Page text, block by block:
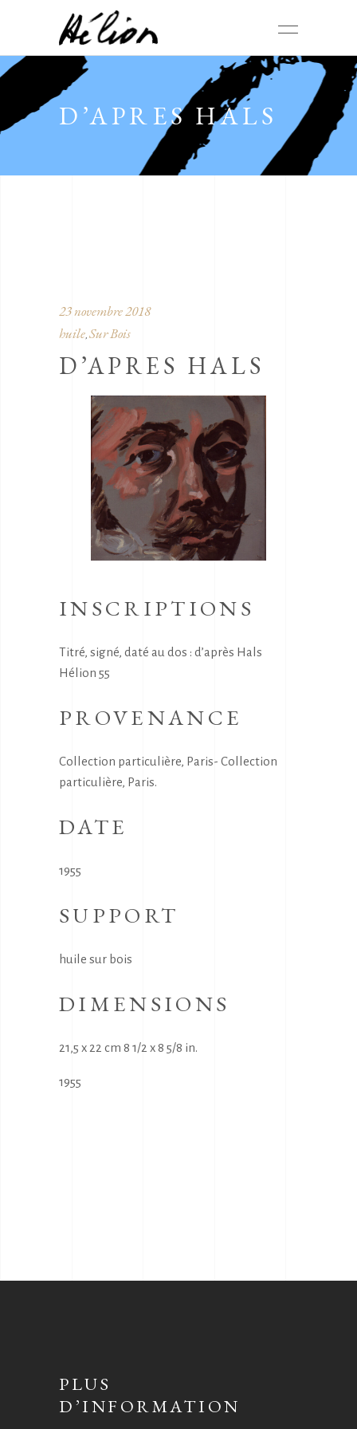
D’APRES HALS
23 novembre 2018
huile, Sur Bois
D’APRES HALS
INSCRIPTIONS
Titré, signé, daté au dos : d’après Hals
Hélion 55
PROVENANCE
Collection particulière, Paris- Collection
particulière, Paris.
DATE
1955
SUPPORT
huile sur bois
DIMENSIONS
21,5 x 22 cm 8 1/2 x 8 5/8 in.
1955
PLUS
D’INFORMATION